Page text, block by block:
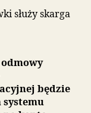
do
2026 r. o
listę